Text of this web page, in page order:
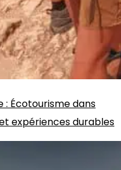
: Écotourisme dans
expériences durables